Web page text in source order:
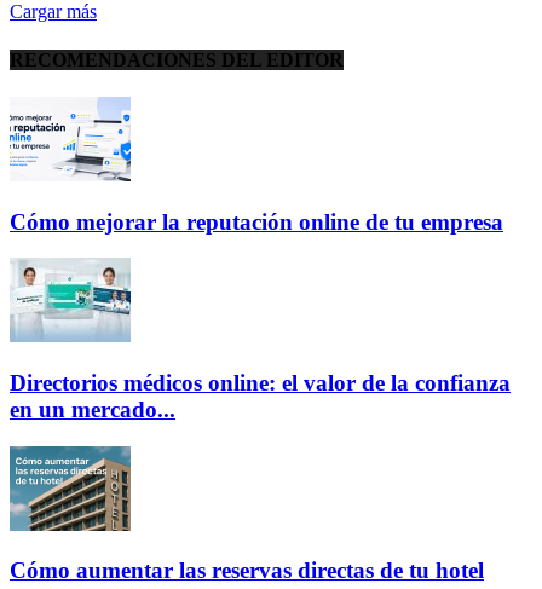
Cargar más
RECOMENDACIONES DEL EDITOR
Cómo mejorar la reputación online de tu empresa
Directorios médicos online: el valor de la confianza
en un mercado...
Cómo aumentar las reservas directas de tu hotel